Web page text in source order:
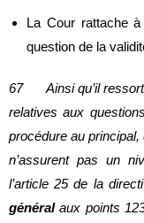
La Cour rattache
question de la
67 Ainsi qu’il ressort
relatives aux
procédure au
n’assurent pas un
l’article 25 de la
généralaux points